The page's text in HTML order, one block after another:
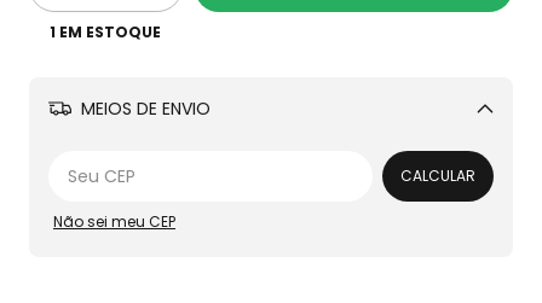
1 EM ESTOQUE
MEIOS DE ENVIO
Alterar CEP
CALCULAR
Não sei meu CEP